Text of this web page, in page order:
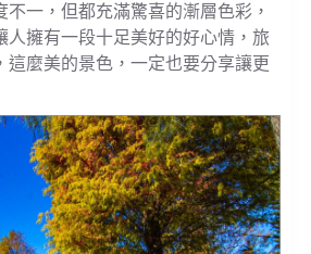
一，但都充滿驚喜的漸層色彩，
人擁有一段十足美好的好心情，旅
這麼美的景色，一定也要分享讓更